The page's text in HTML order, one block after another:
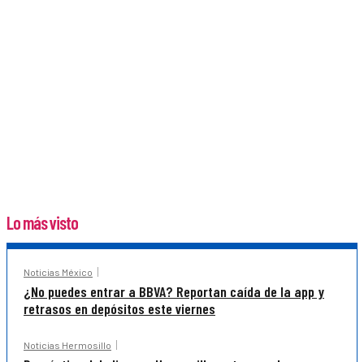
Lo más visto
Noticias México
¿No puedes entrar a BBVA? Reportan caída de la app y
retrasos en depósitos este viernes
Noticias Hermosillo